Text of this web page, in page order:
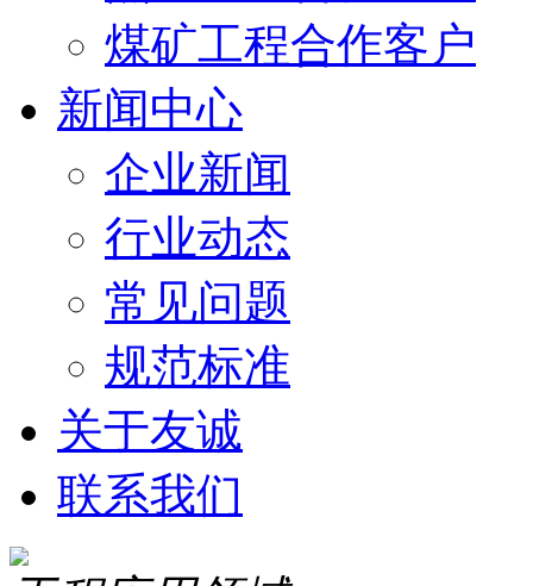
煤矿工程合作客户
新闻中心
企业新闻
行业动态
常见问题
规范标准
关于友诚
联系我们